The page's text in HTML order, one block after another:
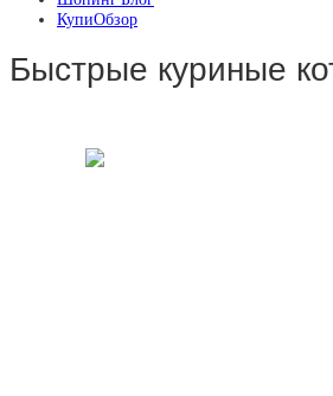
КупиОбзор
Быстрые куриные